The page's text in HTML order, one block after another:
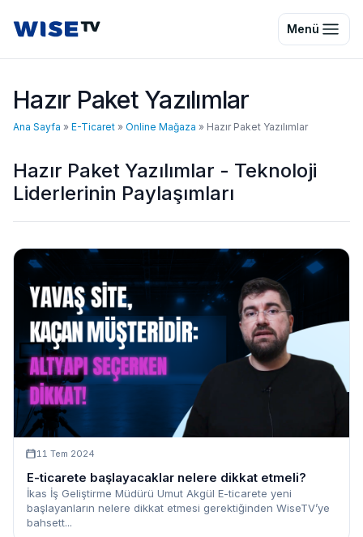
Wise TV Menü
Hazır Paket Yazılımlar
Ana Sayfa » E-Ticaret » Online Mağaza » Hazır Paket Yazılımlar
Hazır Paket Yazılımlar - Teknoloji
Liderlerinin Paylaşımları
11 Tem 2024
E-ticarete başlayacaklar nelere dikkat etmeli?
İkas İş Geliştirme Müdürü Umut Akgül E-ticarete yeni
başlayanların nelere dikkat etmesi gerektiğinden WiseTV’ye
bahsett...